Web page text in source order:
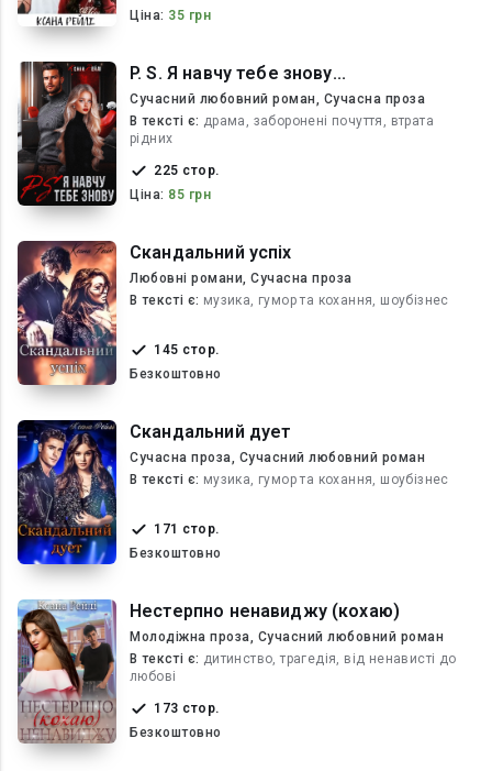
Ціна: 35 грн
P. S. Я навчу тебе знову...
Сучасний любовний роман, Сучасна проза
В текcті є: драма, заборонені почуття, втрата
рідних
225 стор.
Ціна: 85 грн
Скандальний успіх
Любовні романи, Сучасна проза
В текcті є: музика, гумор та кохання, шоубізнес
145 стор.
Безкоштовно
Скандальний дует
Сучасна проза, Сучасний любовний роман
В текcті є: музика, гумор та кохання, шоубізнес
171 стор.
Безкоштовно
Нестерпно ненавиджу (кохаю)
Молодіжна проза, Сучасний любовний роман
В текcті є: дитинство, трагедія, від ненависті до
любові
173 стор.
Безкоштовно